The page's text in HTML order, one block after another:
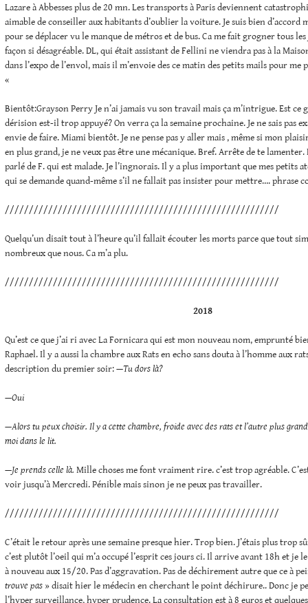
Lazare à Abbesses plus de 20 mn. Les transports à Paris deviennent
aimable de conseiller aux habitants d’oublier la voiture. Je suis bien d’accord
pour se déplacer vu le manque de métros et de bus. Ca me fait grogner tous
façon si désagréable. DL, qui était assistant de Fellini ne viendra pas à la
dans l’expo de l’envol, mais il m’envoie des ce matin des petits mails pour me
«
Bientôt:Grayson Perry Je n’ai jamais vu son travail mais ça m’intrigue. Est ce
dérision est-il trop appuyé? On verra ça la semaine prochaine. Je ne sais pas
envie de faire. Miami bientôt. Je ne pense pas y aller mais , même si mon
en plus grand, je ne veux pas être une mécanique. Bref. Arrête de te lamenter.
parlé de F. qui est malade. Je l’ingnorais. Il y a plus important que mes petits
qui se demande quand-même s’il ne fallait pas insister pour mettre…. phrase
/////////////////////////////////////////////////////////
Quelqu’un disait tout à l’heure qu’il fallait écouter les morts parce que tout
nombreux que nous. Ca m’a plu.
/////////////////////////////////////////////////////////
2018
Qu’est ce que j’ai ri avec La Fornicara qui est mon nouveau nom, emprunté
Raphael. Il y a aussi la chambre aux Rats en echo sans douta à l’homme aux
description du premier soir:—Tu dors là?
—Oui
—Alors tu peux choisir. Il y a cette chambre, froide avec des rats et l’autre plus
moi dans le lit.
—Je prends celle là. Mille choses me font vraiment rire. c’est trop agréable.
voir jusqu’à Mercredi. Pénible mais sinon je ne peux pas travailler.
/////////////////////////////////////////////////////////
C’était le retour après une semaine presque hier. Trop bien. J’étais plus trop
c’est plutôt l’oeil qui m’a occupé l’esprit ces jours ci. Il arrive avant 18h et je
à nouveau aux 15/20. Pas d’aggravation. Pas de déchirement autre que ce à
trouve pas » disait hier le médecin en cherchant le point déchirure.. Donc je
l’hyper surveillance, hyper prudence. La consultation est à 8 euros et